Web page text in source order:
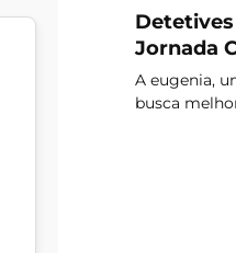
Jornada
A eugenia,
busca